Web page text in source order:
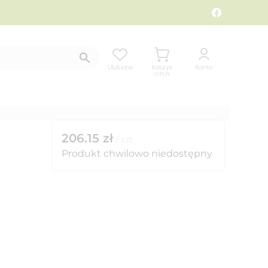
Ulubione
Koszyk
0 PLN
Konto
206.15 zł
Produkt chwilowo niedostępny